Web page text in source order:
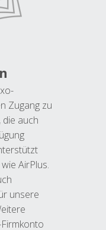
Zugang zu
auch
AirPlus.
unsere